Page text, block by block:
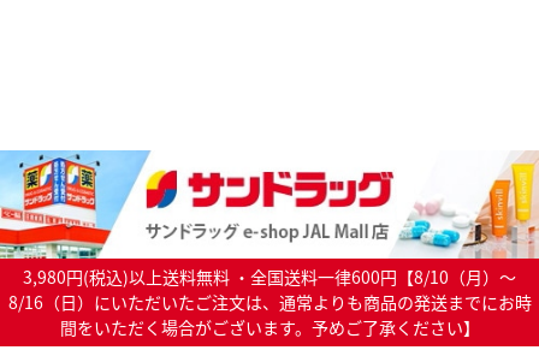
3,980円(税込)以上送料無料 ・全国送料一律600円【8/10（月）～
8/16（日）にいただいたご注文は、通常よりも商品の発送までにお時
間をいただく場合がございます。予めご了承ください】